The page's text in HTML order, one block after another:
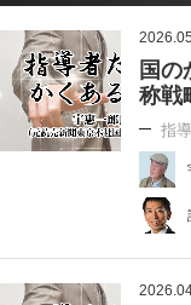
国の
称戦
指